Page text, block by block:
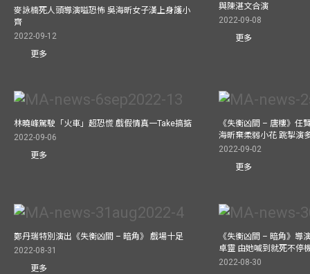
麥詠楠死人頭導演嗌恐怖 吳海昕女子漢上身護小
齊
2022-09-12
更多
與陳湛文合演
2022-09-08
更多
林曉峰駕駛「火車」超恐慌 戲假情真一Take搞掂
2022-09-06
更多
《失衡凶間 – 唐樓》任
海昕棄柔弱小花 跳掣演
2022-09-02
更多
鄭丹瑞特別演出《失衡凶間 – 暗角》 戲場十足
2022-08-31
更多
《失衡凶間 – 暗角》導
卓靈 由她喊到就死不停
2022-08-30